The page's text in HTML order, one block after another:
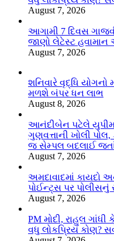
August 7, 2026
આગામી 7 દિવસ
જાણો લેટેસ્ટ હવામાન
August 7, 2026
શનિવારે વૃદ્ધિ
મળશે બંપર ધન લાભ
August 8, 2026
આનંદીબેન પટેલે યુપીમાં
ગુણવત્તાની ખોલી
જ સેમ્પલ બદલાઈ
August 7, 2026
અમદાવાદમાં કાયદો
પોઈન્ટ્સ પર
August 7, 2026
PM મોદી, રાહુલ
વધુ લોકપ્રિય કોણ?